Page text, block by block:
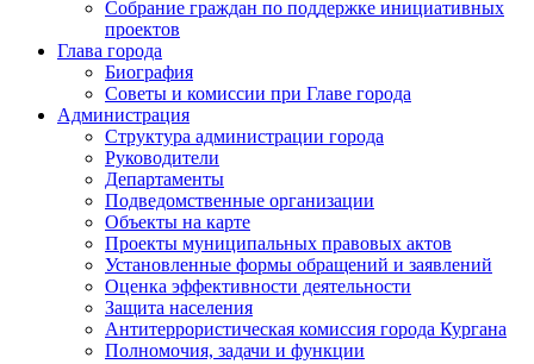
Собрание граждан по поддержке инициативных
проектов
Глава города
Биография
Советы и комиссии при Главе города
Администрация
Структура администрации города
Руководители
Департаменты
Подведомственные организации
Объекты на карте
Проекты муниципальных правовых актов
Установленные формы обращений и заявлений
Оценка эффективности деятельности
Защита населения
Антитеррористическая комиссия города Кургана
Полномочия, задачи и функции